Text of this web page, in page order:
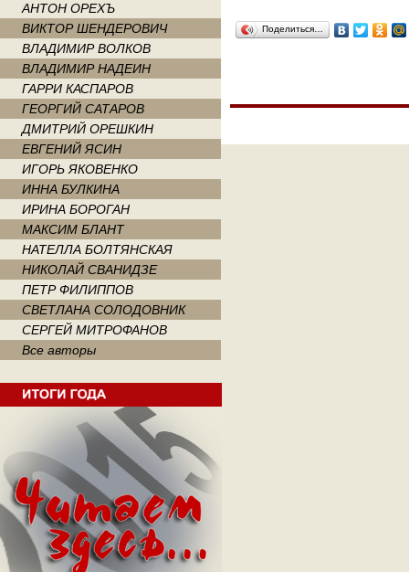
АНТОН ОРЕХЪ
ВИКТОР ШЕНДЕРОВИЧ
ВЛАДИМИР ВОЛКОВ
ВЛАДИМИР НАДЕИН
ГАРРИ КАСПАРОВ
ГЕОРГИЙ САТАРОВ
ДМИТРИЙ ОРЕШКИН
ЕВГЕНИЙ ЯСИН
ИГОРЬ ЯКОВЕНКО
ИННА БУЛКИНА
ИРИНА БОРОГАН
МАКСИМ БЛАНТ
НАТЕЛЛА БОЛТЯНСКАЯ
НИКОЛАЙ СВАНИДЗЕ
ПЕТР ФИЛИППОВ
СВЕТЛАНА СОЛОДОВНИК
СЕРГЕЙ МИТРОФАНОВ
Все авторы
Поделиться…